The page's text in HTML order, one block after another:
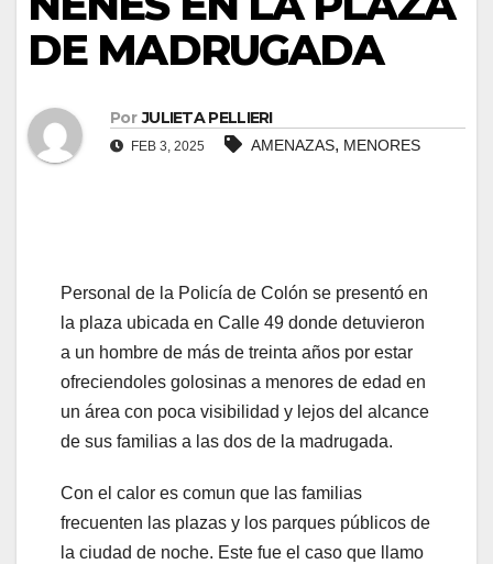
DE MADRUGADA
Por JULIETA PELLIERI
FEB 3, 2025 AMENAZAS, MENORES
Personal de la Policía de Colón se presentó en
la plaza ubicada en Calle 49 donde detuvieron
a un hombre de más de treinta años por estar
ofreciendoles golosinas a menores de edad en
un área con poca visibilidad y lejos del alcance
de sus familias a las dos de la madrugada.
Con el calor es comun que las familias
frecuenten las plazas y los parques públicos de
la ciudad de noche. Este fue el caso que llamo